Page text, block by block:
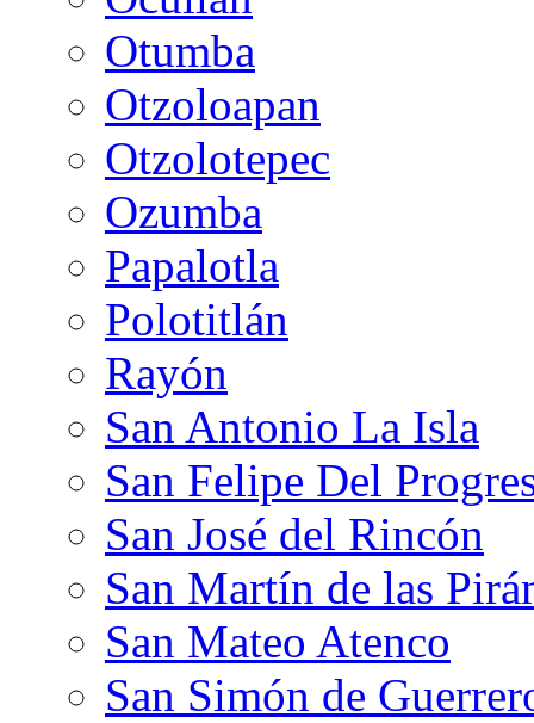
Otumba
Otzoloapan
Otzolotepec
Ozumba
Papalotla
Polotitlán
Rayón
San Antonio La Isla
San Felipe Del
San José del Rincón
San Martín de las
San Mateo Atenco
San Simón de